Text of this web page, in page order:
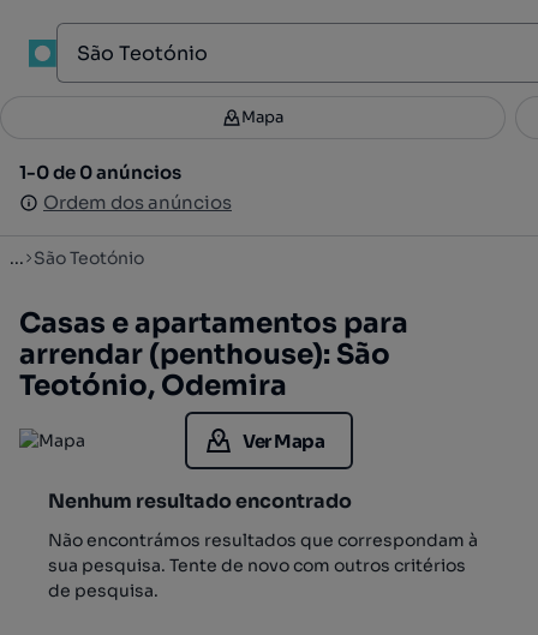
Filtros 3
1-0 de 0 anúncios
Ordem dos anúncios
Mapa
1-0 de 0 anúncios
Ordem dos anúncios
... São Teotónio
Casas e apartamentos para
arrendar (penthouse): São
Teotónio, Odemira
Ver Mapa
Nenhum resultado encontrado
Não encontrámos resultados que correspondam à
sua pesquisa. Tente de novo com outros critérios
de pesquisa.